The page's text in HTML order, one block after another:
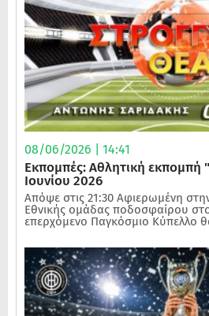
08/06/2026 | 14:41
Εκπομπές: Αθλητική εκπομπή
Ιουνίου 2026
Απόψε στις 21:30 Αφιερωμένη
Εθνικής ομάδας ποδοσφαίρου
επερχόμενο Παγκόσμιο Κύπελλο